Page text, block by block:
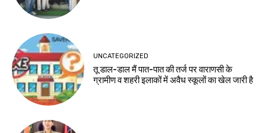
UNCATEGORIZED
तू डाल-डाल मैं पात-पात की तर्ज पर वाराणसी के
ग्रामीण व शहरी इलाकों में अवैध स्कूलों का खेल जारी है